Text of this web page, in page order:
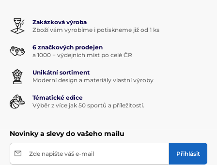
Zakázková výroba
Zboží vám vyrobíme i potiskneme již od 1 ks
6 značkových prodejen
a 1000 + výdejních míst po celé ČR
Unikátní sortiment
Moderní design a materiály vlastní výroby
Tématické edice
Výběr z více jak 50 sportů a příležitostí.
Novinky a slevy do vašeho mailu
Zde napište váš e-mail Přihlásit